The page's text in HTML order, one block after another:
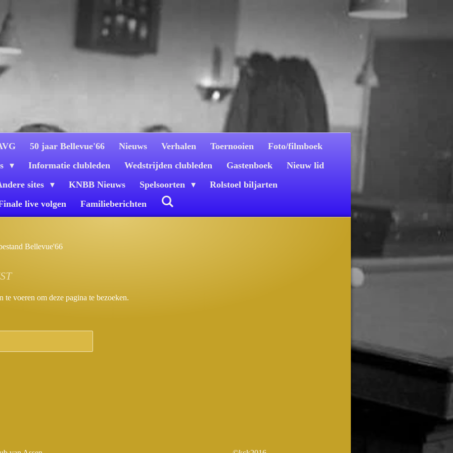
50 jaar Bellevue'66 Nieuws Verhalen Toernooien
Foto/filmboek
Informatie clubleden Wedstrijden clubleden Gastenboek
Nieuw lid
sites KNBB Nieuws Spelsoorten
Rolstoel biljarten
live volgen Familieberichten
Bellevue'66
voeren om deze pagina te bezoeken.